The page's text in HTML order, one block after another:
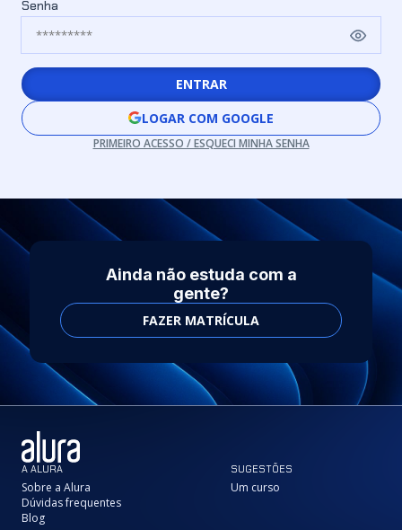
Senha
ENTRAR
LOGAR COM GOOGLE
PRIMEIRO ACESSO / ESQUECI MINHA SENHA
Ainda não estuda com a
gente?
FAZER MATRÍCULA
A ALURA
Sobre a Alura
Dúvidas frequentes
Blog
SUGESTÕES
Um curso